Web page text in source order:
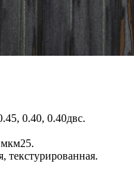
0.40, 0.40двс.
мкм25.
текстурированная.